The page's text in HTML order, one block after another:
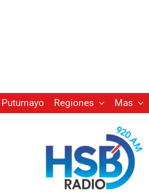
Putumayo Regiones Mas